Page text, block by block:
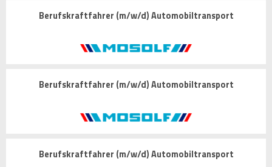
Berufskraftfahrer (m/w/d) Automobiltransport
Berufskraftfahrer (m/w/d) Automobiltransport
Berufskraftfahrer (m/w/d) Automobiltransport